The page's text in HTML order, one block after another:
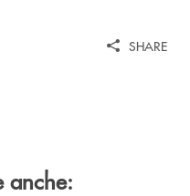
SHARE
anche: